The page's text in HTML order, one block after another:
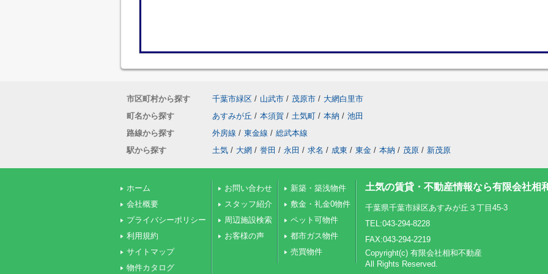
市区町村から探す 千葉市緑区 / 山武市 / 茂原市 / 大網白里市
町名から探す
あすみが丘 / 本須賀 / 土気町 / 本納 / 池田
路線から探す
外房線 / 東金線 / 総武本線
駅から探す
土気 / 大網 / 誉田 / 永田 / 求名 / 成東 / 東金 / 本納 / 茂原 / 新茂原
ホーム
会社概要
プライバシーポリシー
利用規約
サイトマップ
物件カタログ
お問い合わせ
スタッフ紹介
周辺施設検索
お客様の声
新築・築浅物件
敷金・礼金0物件
ペット可物件
都市ガス物件
売買物件
土気の賃貸・不動産情報なら有限会社相
千葉県千葉市緑区あすみが丘３丁目45-3
TEL:043-294-8228
FAX:043-294-2219
Copyright(c) 有限会社相和不動産
All Rights Reserved.